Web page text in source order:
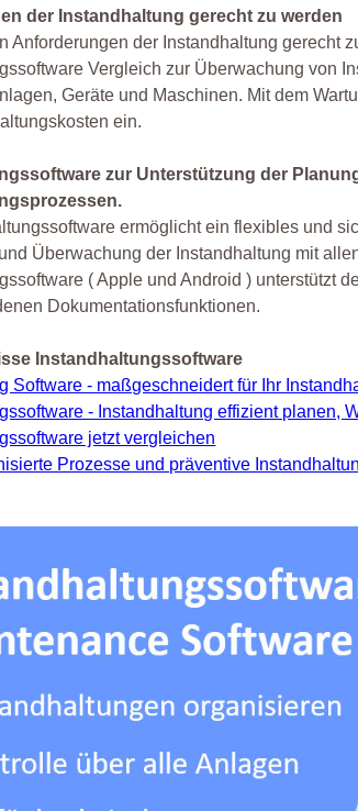
der Instandhaltung gerecht zu werden
Anforderungen der Instandhaltung gerecht
Vergleich zur Überwachung von
Geräte und Maschinen. Mit dem
ein.
zur Unterstützung der
ermöglicht ein flexibles und
Überwachung der Instandhaltung mit
( Apple und Android ) unterstützt
Dokumentationsfunktionen.
Instandhaltungssoftware
Software - maßgeschneidert für Ihr
- Instandhaltung effizient planen,
jetzt vergleichen
Prozesse und präventive